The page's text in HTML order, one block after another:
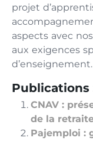
projet
aspects avec
aux exigences
d’enseignement.
Publications
CNAV :
de la
Pajemploi :